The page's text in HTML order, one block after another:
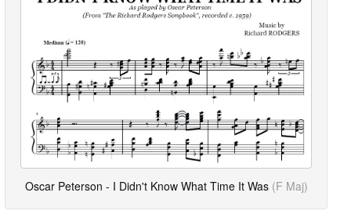
Oscar Peterson - I Didn't Know What Time It Was (F Maj)